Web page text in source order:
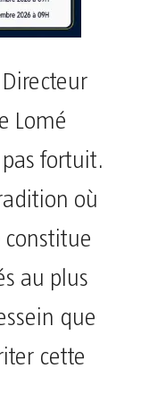
Lomé
fortuit.
où
constitue
au plus
que
cette